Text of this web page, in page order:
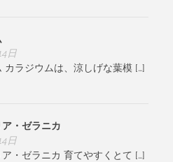
日
カラジウムは、涼しげな葉模 […]
・ゼラニカ
日
・ゼラニカ 育てやすくとて […]